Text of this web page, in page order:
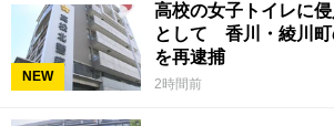
NEW
高校の女子トイレに
として 香川・綾川町
を再逮捕
2時間前